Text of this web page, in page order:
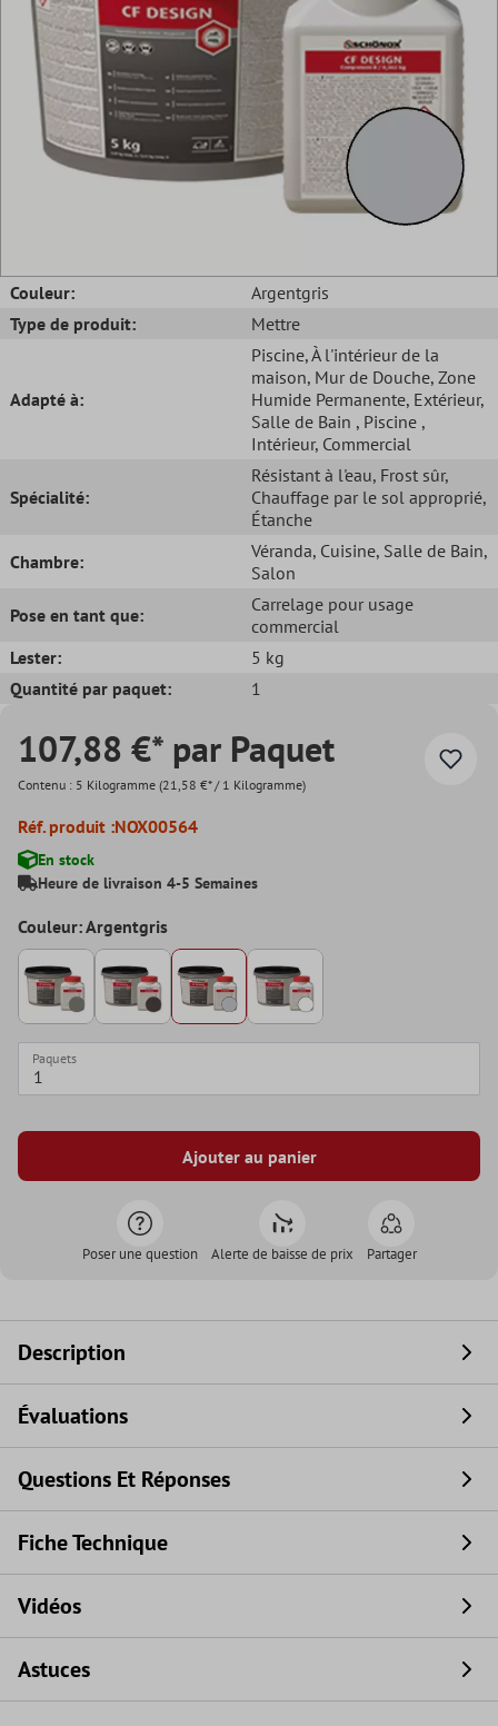
Couleur:
Argentgris
Type de produit:
Mettre
Adapté à:
Piscine, À l'intérieur de la
maison, Mur de Douche, Zone
Humide Permanente, Extérieur,
Salle de Bain , Piscine ,
Intérieur, Commercial
Spécialité:
Résistant à l'eau, Frost sûr,
Chauffage par le sol approprié,
Étanche
Chambre:
Véranda, Cuisine, Salle de Bain,
Salon
Pose en tant que:
Carrelage pour usage
commercial
Lester:
5 kg
Quantité par paquet:
1
107,88 €* par Paquet
Contenu : 5 Kilogramme (21,58 €* / 1 Kilogramme)
Réf. produit :NOX00564
En stock
Heure de livraison 4-5 Semaines
Couleur: Argentgris
Paquets
Ajouter au panier
Poser une question Alerte de baisse de prix Partager
Description
Évaluations
Questions Et Réponses
Fiche Technique
Vidéos
Astuces